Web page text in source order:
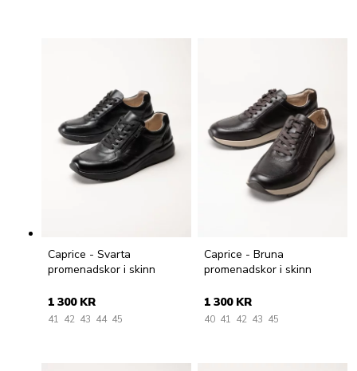
Caprice - Svarta
promenadskor i skinn
1 300 KR
41 42 43 44 45
Caprice - Bruna
promenadskor i skinn
1 300 KR
40 41 42 43 45